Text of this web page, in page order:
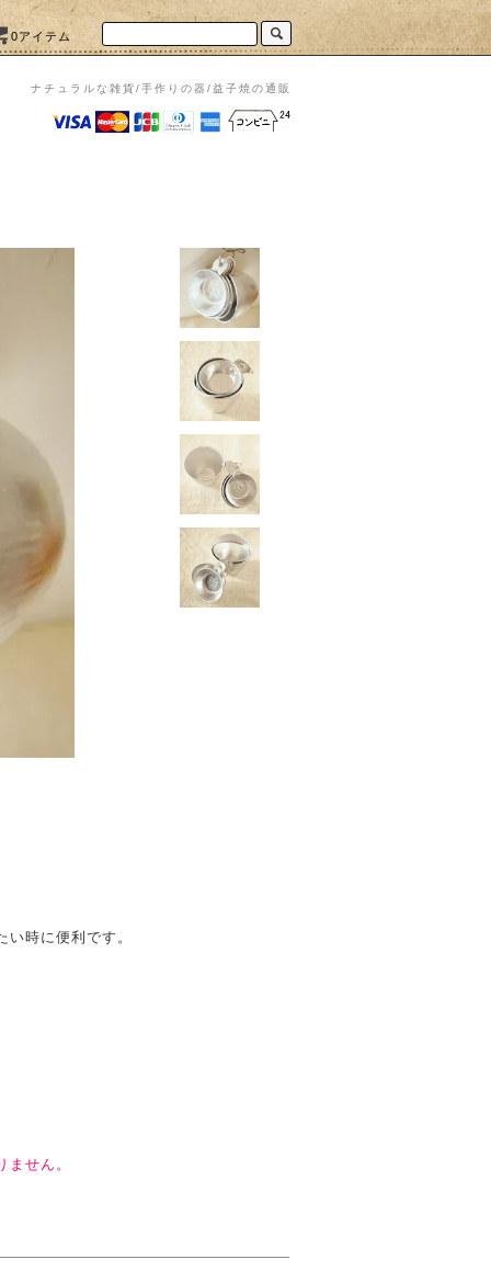
0アイテム
ナチュラルな雑貨/手作りの器/益子焼の通販
時に便利です。
せん。